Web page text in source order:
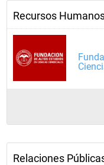
Recursos
Relaciones